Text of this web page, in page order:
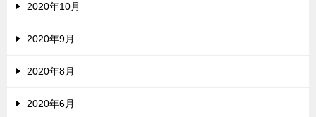
2020年10月
2020年9月
2020年8月
2020年6月